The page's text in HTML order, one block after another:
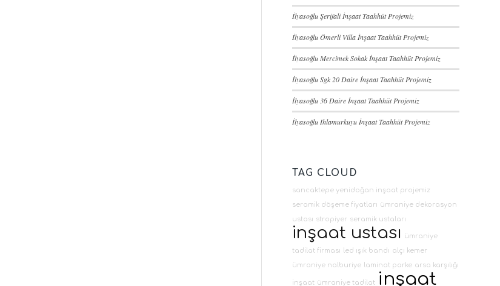
İlyasoğlu Şerifali İnşaat Taahhüt Projemiz
İlyasoğlu Ömerli Villa İnşaat Taahhüt Projemiz
İlyasoğlu Mercimek Sokak İnşaat Taahhüt Projemiz
İlyasoğlu Sgk 20 Daire İnşaat Taahhüt Projemiz
İlyasoğlu 36 Daire İnşaat Taahhüt Projemiz
İlyasoğlu Ihlamurkuyu İnşaat Taahhüt Projemiz
TAG CLOUD
sancaktepe yenidoğan inşaat projemiz
seramik döşeme fiyatları ümraniye dekorasyon
ustası stropiyer seramik ustaları
inşaat ustası ümraniye
tadilat firması led ışık bandı alçı kemer
ümraniye nalburiye laminat parke arsa karşılığı
inşaat ümraniye tadilat inşaat